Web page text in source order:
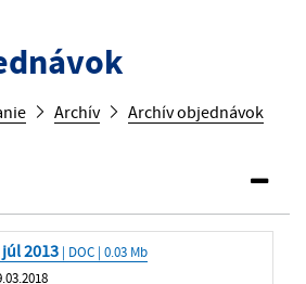
Archív Archív objednávok
2013 | DOC | 0.03 Mb